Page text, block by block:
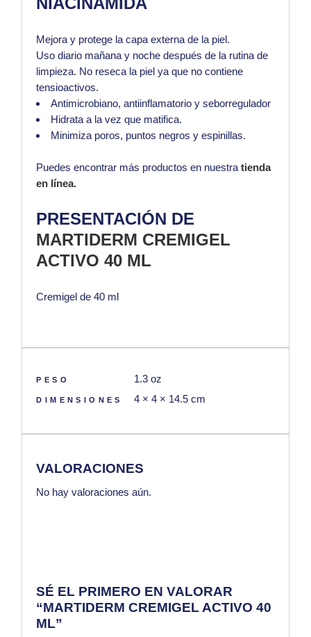
Mejora y protege la capa externa de la piel.
Uso diario mañana y noche después de la rutina de
limpieza. No reseca la piel ya que no contiene
tensioactivos.
Antimicrobiano, antiinflamatorio y seborregulador
Hidrata a la vez que matifica.
Minimiza poros, puntos negros y espinillas.
Puedes encontrar más productos en nuestratienda
en línea.
PRESENTACIÓN DE
MARTIDERM CREMIGEL
ACTIVO 40 ML
Cremigel de 40 ml
PESO 1.3 oz
DIMENSIONES 4 × 4 × 14.5 cm
VALORACIONES
No hay valoraciones aún.
SÉ EL PRIMERO EN VALORAR
“MARTIDERM CREMIGEL ACTIVO 40
ML”